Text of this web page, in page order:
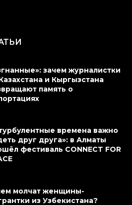
зачем журналистки
и Кыргызстана
память о
времена важно
друг друга»: в Алматы
фестиваль CONNECT FOR
молчат женщины-
из Узбекистана?